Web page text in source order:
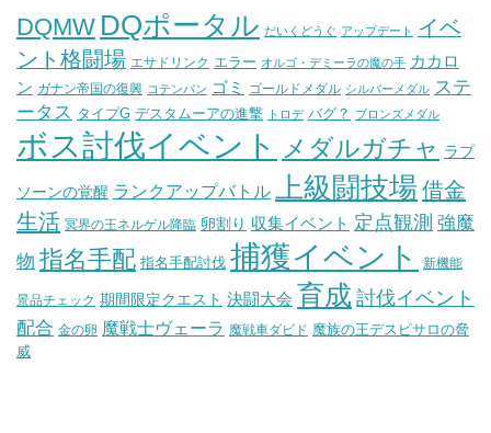
DQMW DQポータル だいくどうぐ アップデート
イベ
ント格闘場 エサドリンク エラー オルゴ・デミーラの魔の手 カカロ
ン ガナン帝国の復興 コテンパン ゴミ ゴールドメダル シルバーメダル ステ
ータス タイプG デスタムーアの進撃 トロデ バグ？ ブロンズメダル
ボス討伐イベント メダルガチャ ラプ
ソーンの覚醒 ランクアップバトル 上級闘技場 借金
生活 冥界の王ネルゲル降臨 卵割り 収集イベント 定点観測 強魔
物 指名手配 指名手配討伐 捕獲イベント 新機能
景品チェック 期間限定クエスト 決闘大会 育成 討伐イベント
配合 金の卵 魔戦士ヴェーラ 魔戦車ダビド 魔族の王デスピサロの脅
威